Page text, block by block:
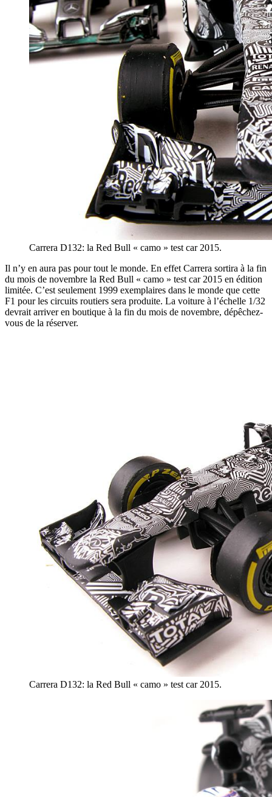
Carrera D132: la Red Bull « camo » test car 2015.
Il n’y en aura pas pour tout le monde. En effet Carrera sortira à la fin
du mois de novembre la Red Bull « camo » test car 2015 en édition
limitée. C’est seulement 1999 exemplaires dans le monde que cette
F1 pour les circuits routiers sera produite. La voiture à l’échelle 1/32
devrait arriver en boutique à la fin du mois de novembre, dépêchez-
vous de la réserver.
Carrera D132: la Red Bull « camo » test car 2015.